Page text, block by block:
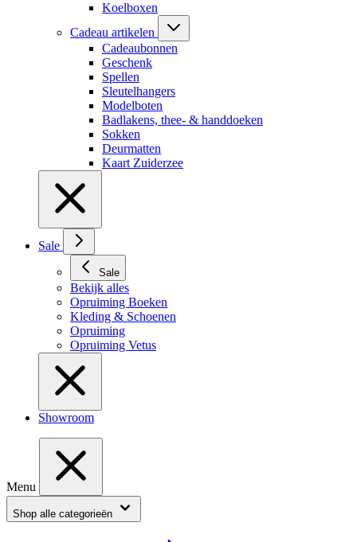
Koelboxen
Cadeau artikelen
Cadeaubonnen
Geschenk
Spellen
Sleutelhangers
Modelboten
Badlakens, thee- & handdoeken
Sokken
Deurmatten
Kaart Zuiderzee
Sale
Sale
Bekijk alles
Opruiming Boeken
Kleding & Schoenen
Opruiming
Opruiming Vetus
Showroom
Menu
Shop alle categorieën